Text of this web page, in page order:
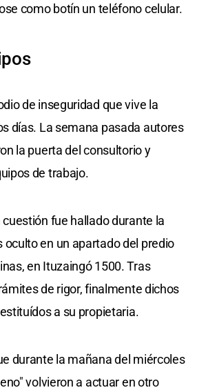
como botín un teléfono celular.
de inseguridad que vive la
días. La semana pasada autores
la puerta del consultorio y
de trabajo.
fue hallado durante la
en un apartado del predio
en Ituzaingó 1500. Tras
de rigor, finalmente dichos
a su propietaria.
durante la mañana del miércoles
volvieron a actuar en otro